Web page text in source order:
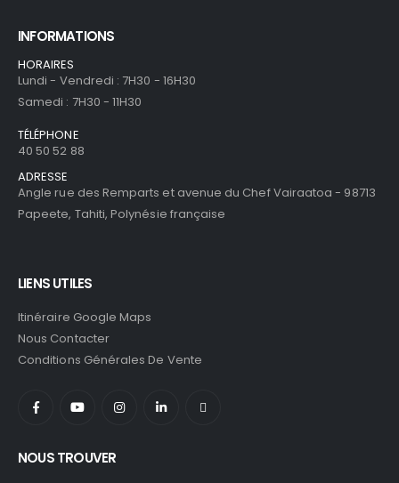
INFORMATIONS
HORAIRES
Lundi - Vendredi : 7H30 - 16H30
Samedi : 7H30 - 11H30
TÉLÉPHONE
40 50 52 88
ADRESSE
Angle rue des Remparts et avenue du Chef Vairaatoa - 98713
Papeete, Tahiti, Polynésie française
LIENS UTILES
Itinéraire Google Maps
Nous Contacter
Conditions Générales De Vente
NOUS TROUVER